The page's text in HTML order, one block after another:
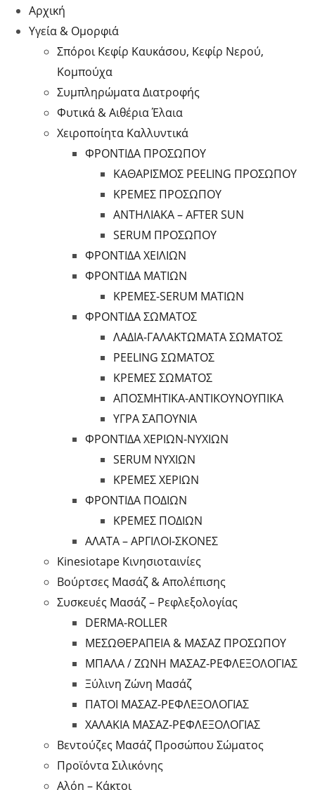
Αρχική
Υγεία & Ομορφιά
Σπόροι Κεφίρ Καυκάσου, Κεφίρ Νερού,
Κομπούχα
Συμπληρώματα Διατροφής
Φυτικά & Αιθέρια Έλαια
Χειροποίητα Καλλυντικά
ΦΡΟΝΤΙΔΑ ΠΡΟΣΩΠΟΥ
ΚΑΘΑΡΙΣΜΟΣ PEELING ΠΡΟΣΩΠΟΥ
ΚΡΕΜΕΣ ΠΡΟΣΩΠΟΥ
ΑΝΤΗΛΙΑΚΑ – AFTER SUN
SERUM ΠΡΟΣΩΠΟΥ
ΦΡΟΝΤΙΔΑ ΧΕΙΛΙΩΝ
ΦΡΟΝΤΙΔΑ ΜΑΤΙΩΝ
ΚΡΕΜΕΣ-SERUM ΜΑΤΙΩΝ
ΦΡΟΝΤΙΔΑ ΣΩΜΑΤΟΣ
ΛΑΔΙΑ-ΓΑΛΑΚΤΩΜΑΤΑ ΣΩΜΑΤΟΣ
PEELING ΣΩΜΑΤΟΣ
ΚΡΕΜΕΣ ΣΩΜΑΤΟΣ
ΑΠΟΣΜΗΤΙΚΑ-ΑΝΤΙΚΟΥΝΟΥΠΙΚΑ
ΥΓΡΑ ΣΑΠΟΥΝΙΑ
ΦΡΟΝΤΙΔΑ ΧΕΡΙΩΝ-ΝΥΧΙΩΝ
SERUM ΝΥΧΙΩΝ
ΚΡΕΜΕΣ ΧΕΡΙΩΝ
ΦΡΟΝΤΙΔΑ ΠΟΔΙΩΝ
ΚΡΕΜΕΣ ΠΟΔΙΩΝ
ΑΛΑΤΑ – ΑΡΓΙΛΟΙ-ΣΚΟΝΕΣ
Kinesiotape Κινησιοταινίες
Βούρτσες Μασάζ & Απολέπισης
Συσκευές Μασάζ – Ρεφλεξολογίας
DERMA-ROLLER
ΜΕΣΩΘΕΡΑΠΕΙΑ & ΜΑΣΑΖ ΠΡΟΣΩΠΟΥ
ΜΠΑΛΑ / ΖΩΝΗ ΜΑΣΑΖ-ΡΕΦΛΕΞΟΛΟΓΙΑΣ
Ξύλινη Ζώνη Μασάζ
ΠΑΤΟΙ ΜΑΣΑΖ-ΡΕΦΛΕΞΟΛΟΓΙΑΣ
ΧΑΛΑΚΙΑ ΜΑΣΑΖ-ΡΕΦΛΕΞΟΛΟΓΙΑΣ
Βεντούζες Μασάζ Προσώπου Σώματος
Προϊόντα Σιλικόνης
Αλόη – Κάκτοι